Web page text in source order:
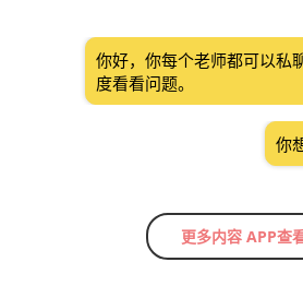
你好，你每个老师都可以私
度看看问题。
你
更多内容 APP查